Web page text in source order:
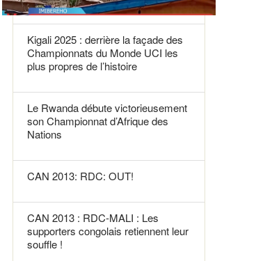
Kigali 2025 : derrière la façade des
Championnats du Monde UCI les
plus propres de l’histoire
Le Rwanda débute victorieusement
son Championnat d’Afrique des
Nations
CAN 2013: RDC: OUT!
CAN 2013 : RDC-MALI : Les
supporters congolais retiennent leur
souffle !